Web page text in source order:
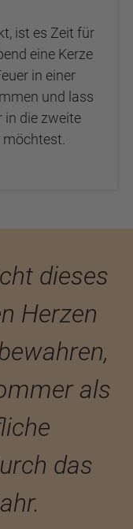
ist es Zeit für
eine Kerze
in einer
und lass
in die zweite
dieses
Herzen
als
das